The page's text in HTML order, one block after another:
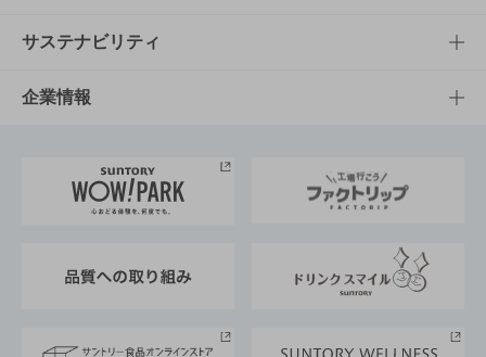
商品発売情報
栄養成分一覧
キャンペーン
工場見学
地域情報
文化・スポーツTOP
サントリーホール
サントリーサンバーズ大阪
サステナビリティ
サステナビリティTOP
サントリーが考えるサステナビリティ経営
企業情報
企業概要